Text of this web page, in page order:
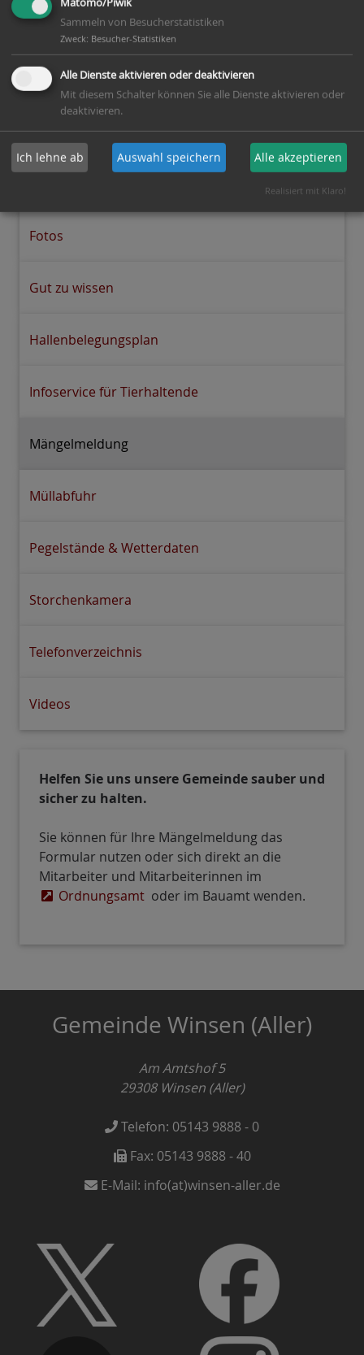
Aktuelles
Archiv
Downloads
Fotos
Gut zu wissen
Hallenbelegungsplan
Infoservice für Tierhaltende
Mängelmeldung
Müllabfuhr
Pegelstände & Wetterdaten
Storchenkamera
Telefonverzeichnis
Videos
Helfen Sie uns unsere Gemeinde sauber und
sicher zu halten.
Sie können für Ihre Mängelmeldung das
Formular nutzen oder sich direkt an die
Mitarbeiter und Mitarbeiterinnen im
Ordnungsamt oder im Bauamt wenden.
Gemeinde Winsen (Aller)
Am Amtshof 5
29308 Winsen (Aller)
Telefon: 05143 9888 - 0
Fax: 05143 9888 - 40
E-Mail: info(at)winsen-aller.de
Sammeln von Besucherstatistiken
Zweck: Besucher-Statistiken
Alle Dienste aktivieren oder deaktivieren
Mit diesem Schalter können Sie alle Dienste aktivieren oder
deaktivieren.
Ich lehne ab Auswahl speichern Alle akzeptieren
Realisiert mit Klaro!